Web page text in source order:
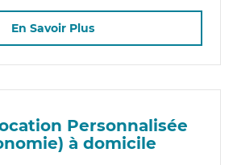
En Savoir Plus
Personnalisée
à domicile